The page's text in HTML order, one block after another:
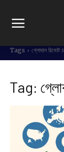
Tags গ্লোবাল রিমোট
Tag: